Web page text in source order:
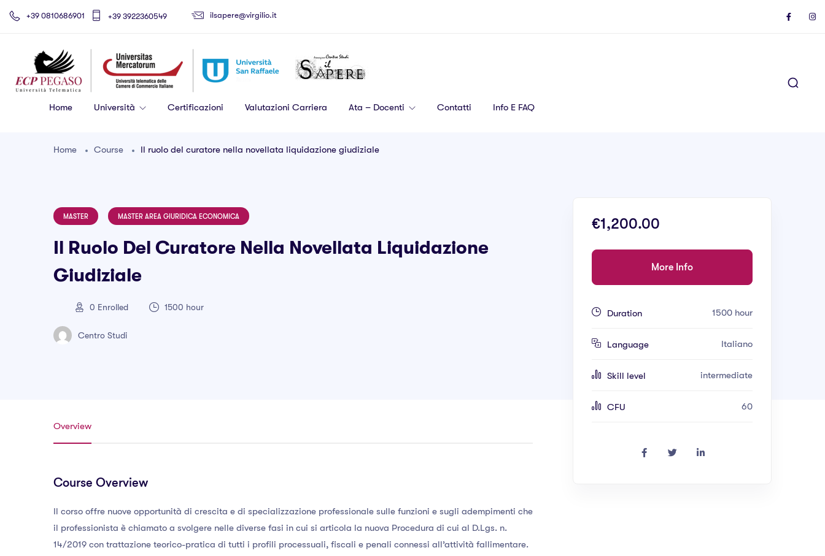
+39 0810686901 +39 3922360549 ilsapere@virgilio.it
Home Università Certificazioni Valutazioni Carriera Ata – Docenti Contatti Info E FAQ
Home Course Il ruolo del curatore nella novellata liquidazione giudiziale
MASTER MASTER AREA GIURIDICA ECONOMICA
Il Ruolo Del Curatore Nella Novellata Liquidazione
Giudiziale
0 Enrolled 1500 hour
Centro Studi
Overview
Course Overview
Il corso offre nuove opportunità di crescita e di specializzazione professionale sulle funzioni e sugli adempimenti che
il professionista è chiamato a svolgere nelle diverse fasi in cui si articola la nuova Procedura di cui al D.Lgs. n.
14/2019 con trattazione teorico-pratica di tutti i profili processuali, fiscali e penali connessi all’attività fallimentare.
€1,200.00
More Info
Duration 1500 hour
Language Italiano
Skill level intermediate
CFU 60